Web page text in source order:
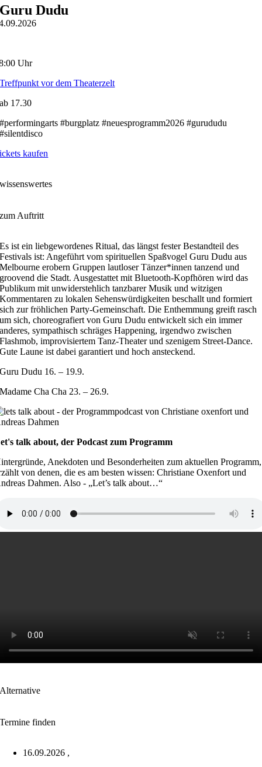
Guru Dudu
Uhr
Treffpunkt vor dem Theaterzelt
ab 17.30
#performingarts #burgplatz #neuesprogramm2026 #gurududu
#silentdisco
kaufen
wissenswertes
zum Auftritt
Es ist ein liebgewordenes Ritual, das längst fester Bestandteil des
Festivals ist: Angeführt vom spirituellen Spaßvogel Guru Dudu aus
Melbourne erobern Gruppen lautloser Tänzer*innen tanzend und
groovend die Stadt. Ausgestattet mit Bluetooth-Kopfhören wird das
Publikum mit unwiderstehlich tanzbarer Musik und witzigen
Kommentaren zu lokalen Sehenswürdigkeiten beschallt und formiert
sich zur fröhlichen Party-Gemeinschaft. Die Enthemmung greift rasch
um sich, choreografiert von Guru Dudu entwickelt sich ein immer
anderes, sympathisch schräges Happening, irgendwo zwischen
Flashmob, improvisiertem Tanz-Theater und szenigem Street-Dance.
Gute Laune ist dabei garantiert und hoch ansteckend.
Guru Dudu 16. – 19.9.
Madame Cha Cha 23. – 26.9.
talk about, der Podcast zum Programm
Anekdoten und Besonderheiten zum aktuellen Programm,
von denen, die es am besten wissen: Christiane Oxenfort und
Dahmen. Also - „Let’s talk about…“
Alternative
Termine finden
16.09.2026 ,